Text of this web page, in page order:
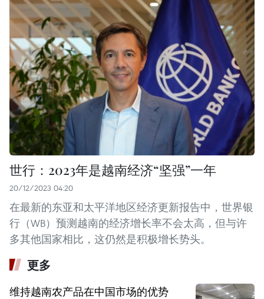
世行：2023年是越南经济“坚强”一年
20/12/2023 04:20
在最新的东亚和太平洋地区经济更新报告中，世界银
行（WB）预测越南的经济增长率不会太高，但与许
多其他国家相比，这仍然是积极增长势头。
更多
维持越南农产品在中国市场的优势